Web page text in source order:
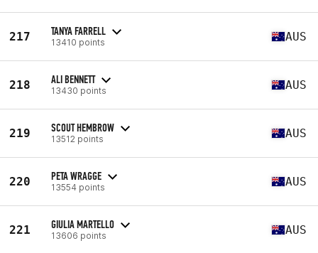
217 TANYA FARRELL
13410 points AUS
218 ALI BENNETT
13430 points AUS
219 SCOUT HEMBROW
13512 points AUS
220 PETA WRAGGE
13554 points AUS
221 GIULIA MARTELLO
13606 points AUS